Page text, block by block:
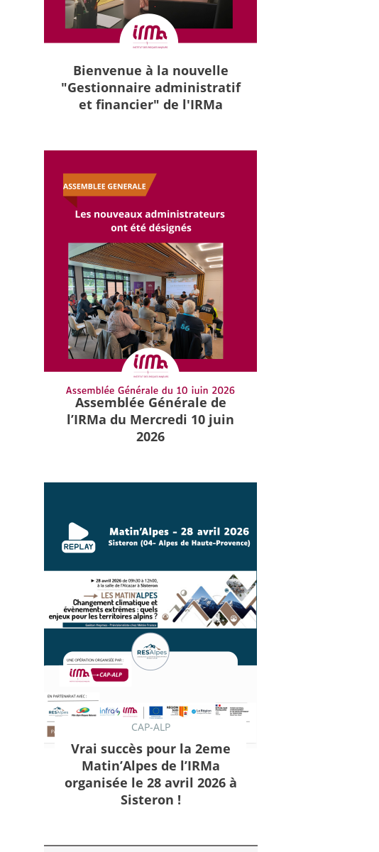
Bienvenue à la nouvelle
"Gestionnaire administratif
et financier" de l'IRMa
Assemblée Générale de
l’IRMa du Mercredi 10 juin
2026
CAP-ALP
Vrai succès pour la 2eme
Matin’Alpes de l’IRMa
organisée le 28 avril 2026 à
Sisteron !